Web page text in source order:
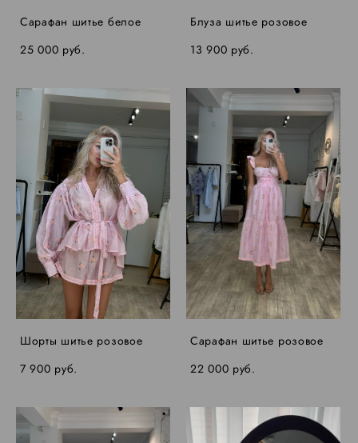
Сарафан шитье белое
25 000 pуб.
Блуза шитье розовое
13 900 pуб.
Шорты шитье розовое
7 900 pуб.
Сарафан шитье розовое
22 000 pуб.